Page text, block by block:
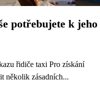
potřebujete k jeho
řidiče taxi Pro získání
několik zásadních...